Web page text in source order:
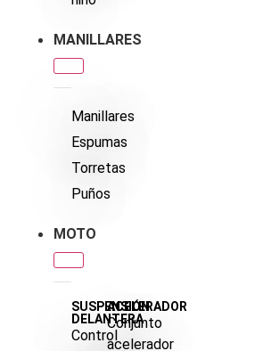
MANILLARES
Manillares
Espumas
Torretas
Puños
MOTO
SUSPENSIÓN
DELANTERA
Control
ACELERADOR
Conjunto
acelerador